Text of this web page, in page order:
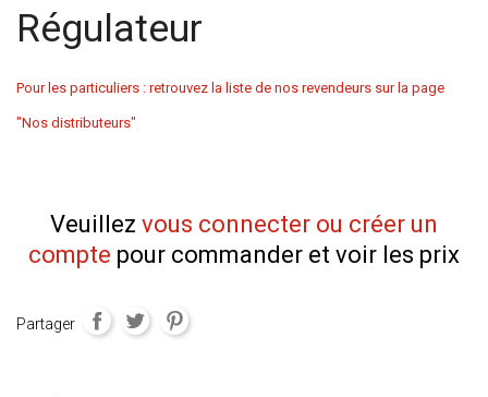
Régulateur
Pour les particuliers : retrouvez la liste de nos revendeurs sur la page
"Nos distributeurs"
Veuillez vous connecter ou créer un
compte pour commander et voir les prix
Partager